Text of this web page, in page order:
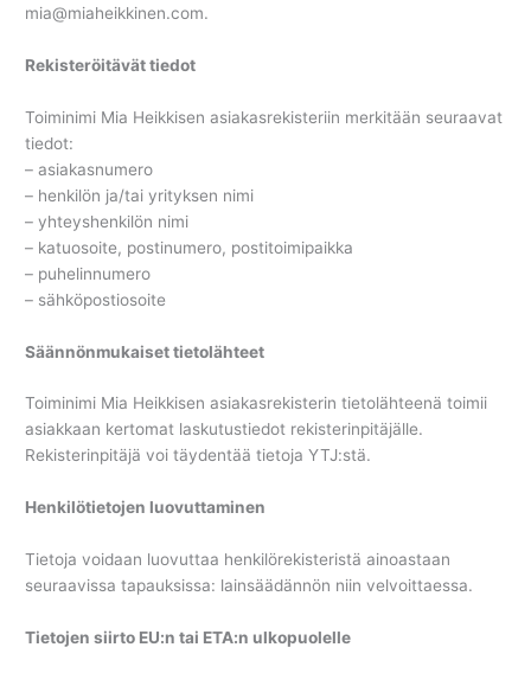
mia@miaheikkinen.com.
Rekisteröitävät tiedot
Toiminimi Mia Heikkisen asiakasrekisteriin merkitään seuraavat
tiedot:
– asiakasnumero
– henkilön ja/tai yrityksen nimi
– yhteyshenkilön nimi
– katuosoite, postinumero, postitoimipaikka
– puhelinnumero
– sähköpostiosoite
Säännönmukaiset tietolähteet
Toiminimi Mia Heikkisen asiakasrekisterin tietolähteenä toimii
asiakkaan kertomat laskutustiedot rekisterinpitäjälle.
Rekisterinpitäjä voi täydentää tietoja YTJ:stä.
Henkilötietojen luovuttaminen
Tietoja voidaan luovuttaa henkilörekisteristä ainoastaan
seuraavissa tapauksissa: lainsäädännön niin velvoittaessa.
Tietojen siirto EU:n tai ETA:n ulkopuolelle